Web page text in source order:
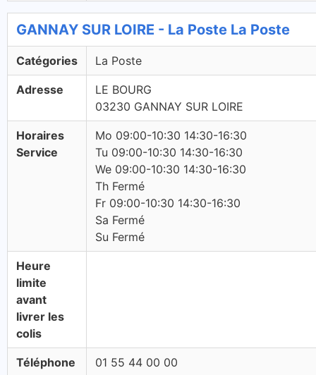
GANNAY SUR LOIRE - La Poste La Poste
Catégories La Poste
Adresse
LE BOURG
03230 GANNAY SUR LOIRE
Horaires
Service
Mo 09:00-10:30 14:30-16:30
Tu 09:00-10:30 14:30-16:30
We 09:00-10:30 14:30-16:30
Th Fermé
Fr 09:00-10:30 14:30-16:30
Sa Fermé
Su Fermé
Heure
limite
avant
livrer les
colis
Téléphone 01 55 44 00 00